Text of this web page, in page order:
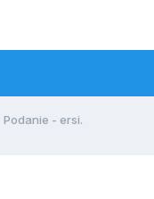
Podanie - ersi.